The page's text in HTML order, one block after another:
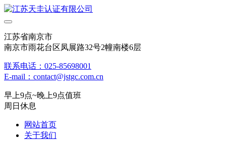
江苏省南京市
南京市雨花台区凤展路32号2幢南楼6层
联系电话：025-85698001
E-mail：contact@jstgc.com.cn
早上9点~晚上9点值班
周日休息
网站首页
关于我们